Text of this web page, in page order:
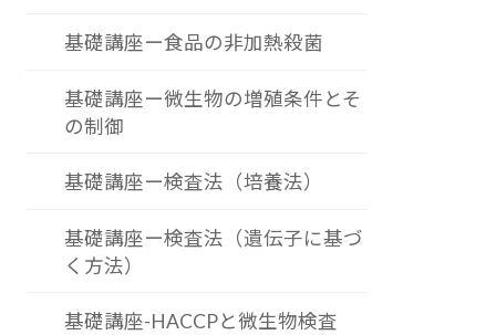
基礎講座ー食品の非加熱殺菌
基礎講座ー微生物の増殖条件とそ
の制御
基礎講座ー検査法（培養法）
基礎講座ー検査法（遺伝子に基づ
く方法）
基礎講座-HACCPと微生物検査